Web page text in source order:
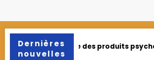
Dernières
nouvelles
psychoactifs : Le gouvernement
Le Conseil